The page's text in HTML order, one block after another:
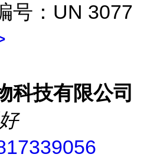
号：UN 3077
科技有限公司